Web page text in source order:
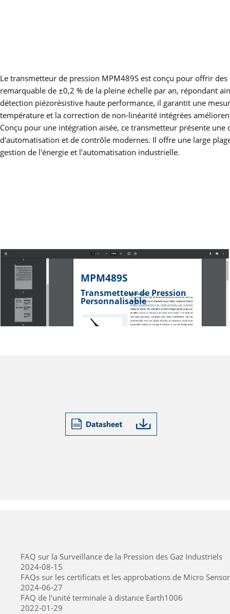
Le transmetteur de pression MPM489S est conçu pour offrir
remarquable de ±0,2 % de la pleine échelle par an, répondant
détection piézorésistive haute performance, il garantit une
température et la correction de non-linéarité intégrées
Conçu pour une intégration aisée, ce transmetteur présente
d'automatisation et de contrôle modernes. Il offre une large
gestion de l'énergie et l'automatisation industrielle.
MPM489S
Transmetteur de Pression
Personnalisable
FAQ sur la Surveillance de la Pression des Gaz Industriels
2024-08-15
FAQs sur les certificats et les approbations de Micro Sensor
2024-06-27
FAQ de l'unité terminale à distance Earth1006
2022-01-29